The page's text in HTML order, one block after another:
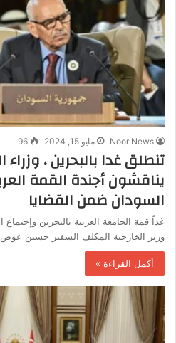
Noor News مايو 15, 2024 96
تنطلق غدا بالبحرين ، وزراء
يناقشون أجندة القمة
السودان ضمن القضايا
غداً قمة الجامعة العربية بالبحرين
وزير الخارجية المكلف السفير حسين
أكمل القراءة »